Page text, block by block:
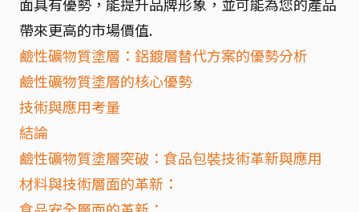
帶來更高的市場價值.
鹼性礦物質塗層：鋁鍍層替代方案的優勢分析
鹼性礦物質塗層的核心優勢
技術與應用考量
結論
鹼性礦物質塗層突破：食品包裝技術革新與應用
材料與技術層面的革新：